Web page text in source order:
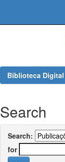
Biblioteca
Search
Search:
for